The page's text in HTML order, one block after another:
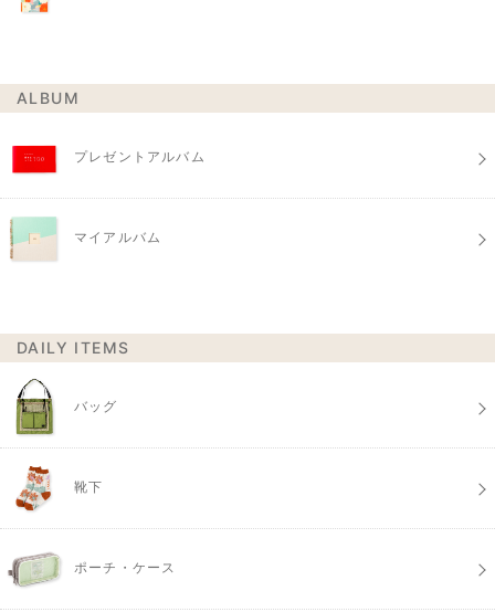
ALBUM
プレゼントアルバム
マイアルバム
DAILY ITEMS
バッグ
靴下
ポーチ・ケース